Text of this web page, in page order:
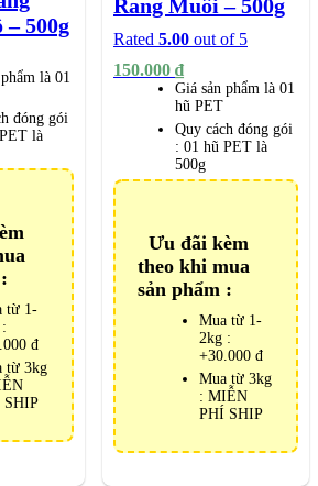
500g
là 01
đóng gói
là
từ 1-
đ
từ 3kg
SHIP
Rang Muối – 500g
Rated 5.00 out of 5
150.000 ₫
Giá sản phẩm là 01
hũ PET
Quy cách đóng gói
: 01 hũ PET là
500g
Ưu đãi kèm
theo khi mua
sản phẩm :
Mua từ 1-
2kg :
+30.000 đ
Mua từ 3kg
: MIỄN
PHÍ SHIP